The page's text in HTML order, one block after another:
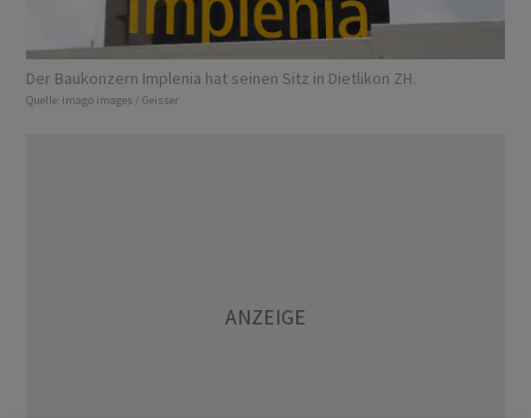
Der Baukonzern Implenia hat seinen Sitz in Dietlikon ZH.
Quelle: imago images / Geisser